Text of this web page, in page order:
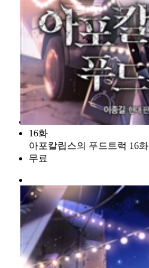
16화
아포칼립스의 푸드트럭 16화
무료